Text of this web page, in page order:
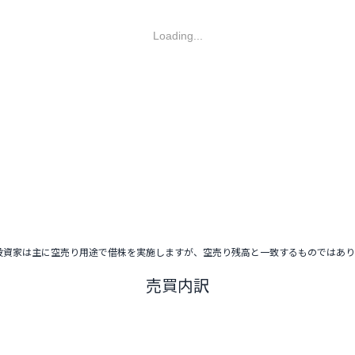
Loading...
家は主に空売り用途で借株を実施しますが、空売り残高と一致するものではあ
売買内訳